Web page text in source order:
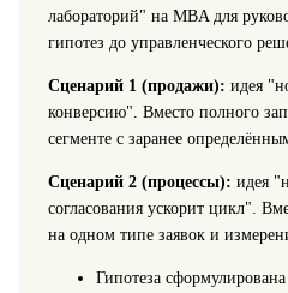
лабораторий" на MBA для
гипотез до управленческого
Сценарий 1 (продажи): идея
конверсию". Вместо полного
сегменте с заранее
Сценарий 2 (процессы): идея
согласования ускорит цикл".
на одном типе заявок и
Гипотеза